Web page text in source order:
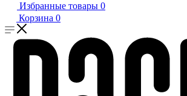
Избранные товары 0
Корзина 0